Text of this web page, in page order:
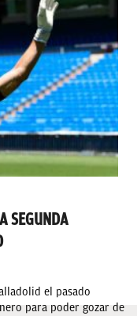
SEGUNDA
el pasado
para poder gozar de